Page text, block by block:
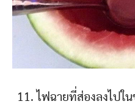
11. ไฟฉายที่ส่องลงไปใ